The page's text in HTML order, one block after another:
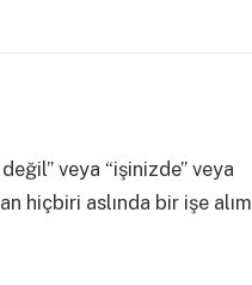
veya “işinizde” veya
hiçbiri aslında bir işe alım